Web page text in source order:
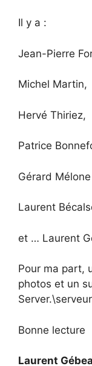
Il y a :
Jean-Pierre
Michel Martin,
Hervé Thiriez,
Patrice
Gérard Mélone
Laurent
et … Laurent
Pour ma part,
photos et un
Server.\serveur
Bonne lecture
Laurent